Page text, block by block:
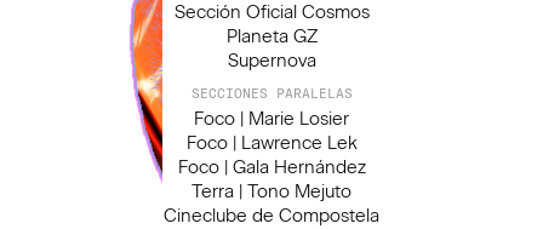
Sección Oficial Cosmos
Planeta GZ
Supernova
SECCIONES PARALELAS
Foco | Marie Losier
Foco | Lawrence Lek
Foco | Gala Hernández
Terra | Tono Mejuto
Cineclube de Compostela